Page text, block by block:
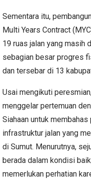
Sementara itu,
Multi Years Contract
19 ruas jalan yang masih
sebagian besar progres
dan tersebar di 13
Usai mengikuti
menggelar pertemuan
Siahaan untuk
infrastruktur jalan yang
di Sumut. Menurutnya,
berada dalam kondisi
memerlukan perhatian